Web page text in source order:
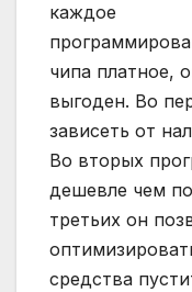
каждое
чипа платное,
выгоден. Во
зависеть от
Во вторых
дешевле чем
третьих он
средства